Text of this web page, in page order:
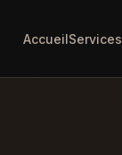
AccueilServices